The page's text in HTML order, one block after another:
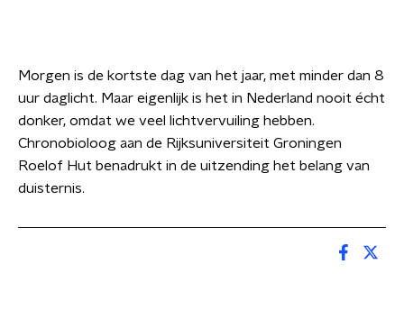
Morgen is de kortste dag van het jaar, met minder dan 8
uur daglicht. Maar eigenlijk is het in Nederland nooit écht
donker, omdat we veel lichtvervuiling hebben.
Chronobioloog aan de Rijksuniversiteit Groningen
Roelof Hut benadrukt in de uitzending het belang van
duisternis.